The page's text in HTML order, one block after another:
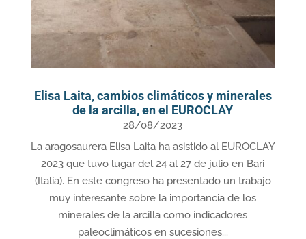
Elisa Laita, cambios climáticos y minerales
de la arcilla, en el EUROCLAY
28/08/2023
La aragosaurera Elisa Laita ha asistido al EUROCLAY
2023 que tuvo lugar del 24 al 27 de julio en Bari
(Italia). En este congreso ha presentado un trabajo
muy interesante sobre la importancia de los
minerales de la arcilla como indicadores
paleoclimáticos en sucesiones...